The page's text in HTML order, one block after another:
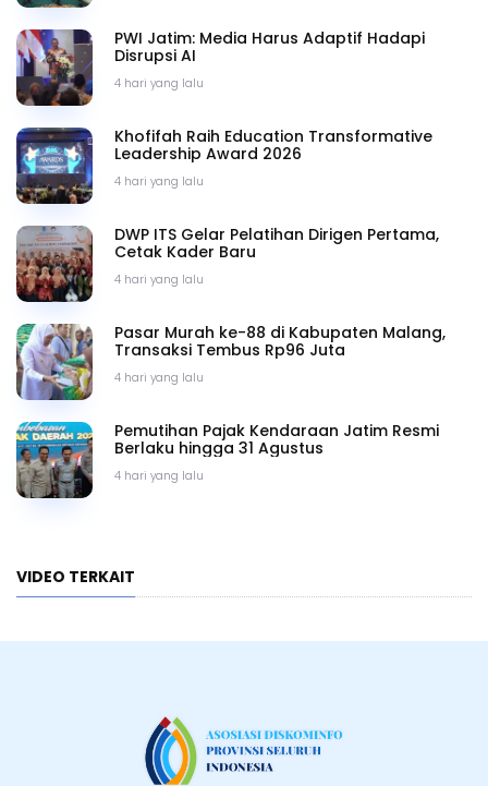
4 hari yang lalu
PWI Jatim: Media Harus Adaptif Hadapi
Disrupsi AI
4 hari yang lalu
Khofifah Raih Education Transformative
Leadership Award 2026
4 hari yang lalu
DWP ITS Gelar Pelatihan Dirigen Pertama,
Cetak Kader Baru
4 hari yang lalu
Pasar Murah ke-88 di Kabupaten Malang,
Transaksi Tembus Rp96 Juta
4 hari yang lalu
Pemutihan Pajak Kendaraan Jatim Resmi
Berlaku hingga 31 Agustus
VIDEO TERKAIT